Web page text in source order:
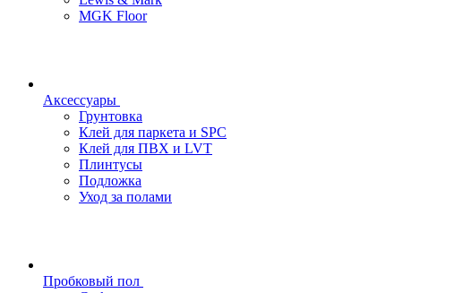
MGK Floor
Аксессуары
Грунтовка
Клей для паркета и SPC
Клей для ПВХ и LVT
Плинтусы
Подложка
Уход за полами
Пробковый пол